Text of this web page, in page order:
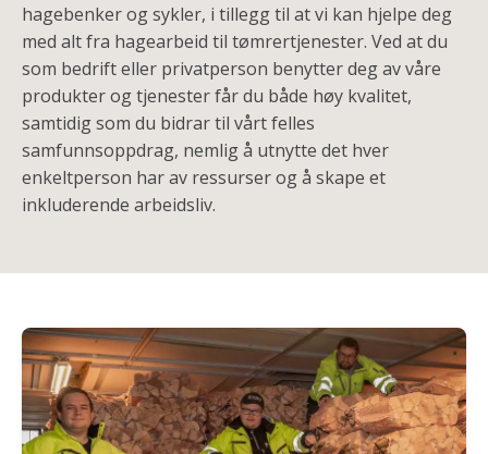
hagebenker og sykler, i tillegg til at vi kan hjelpe deg
med alt fra hagearbeid til tømrertjenester. Ved at du
som bedrift eller privatperson benytter deg av våre
produkter og tjenester får du både høy kvalitet,
samtidig som du bidrar til vårt felles
samfunnsoppdrag, nemlig å utnytte det hver
enkeltperson har av ressurser og å skape et
inkluderende arbeidsliv.